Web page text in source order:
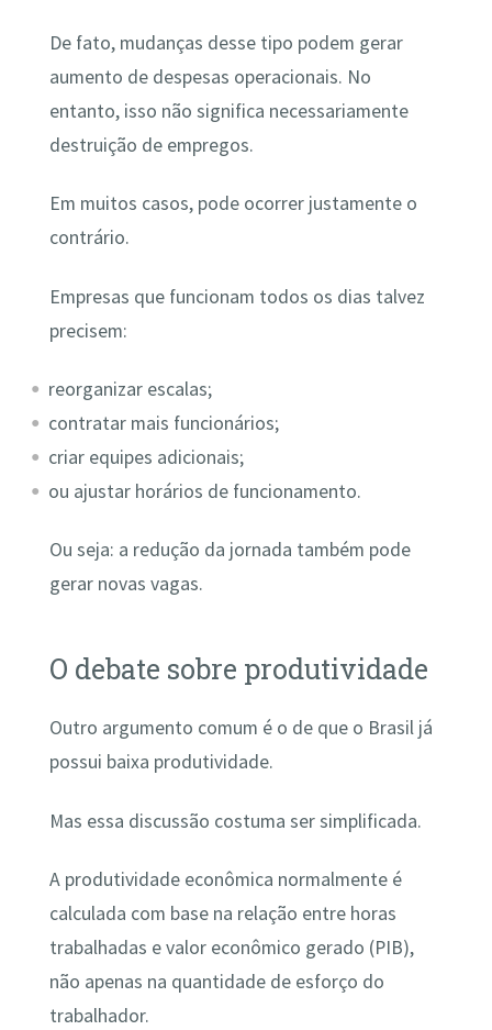
De fato, mudanças desse tipo podem gerar
aumento de despesas operacionais. No
entanto, isso não significa necessariamente
destruição de empregos.
Em muitos casos, pode ocorrer justamente o
contrário.
Empresas que funcionam todos os dias talvez
precisem:
reorganizar escalas;
contratar mais funcionários;
criar equipes adicionais;
ou ajustar horários de funcionamento.
Ou seja: a redução da jornada também pode
gerar novas vagas.
O debate sobre produtividade
Outro argumento comum é o de que o Brasil já
possui baixa produtividade.
Mas essa discussão costuma ser simplificada.
A produtividade econômica normalmente é
calculada com base na relação entre horas
trabalhadas e valor econômico gerado (PIB),
não apenas na quantidade de esforço do
trabalhador.